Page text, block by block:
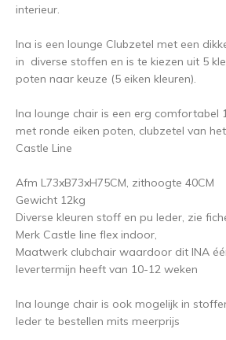
interieur.
Ina is een lounge Clubzetel met een
in diverse stoffen en is te kiezen uit 5
poten naar keuze (5 eiken kleuren).
Ina lounge chair is een erg comfortabel
met ronde eiken poten, clubzetel van
Castle Line
Afm L73xB73xH75CM, zithoogte 40CM
Gewicht 12kg
Diverse kleuren stoff en pu leder, zie
Merk Castle line flex indoor,
Maatwerk clubchair waardoor dit INA
levertermijn heeft van 10-12 weken
Ina lounge chair is ook mogelijk in
leder te bestellen mits meerprijs